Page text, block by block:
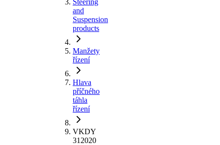
Steering
and
Suspension
products
Manžety
řízení
Hlava
příčného
táhla
řízení
VKDY
312020